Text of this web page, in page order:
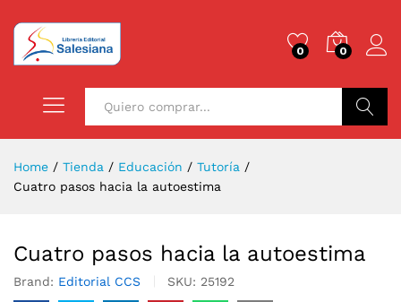
0 0
Home / Tienda / Educación / Tutoría /
Cuatro pasos hacia la autoestima
Cuatro pasos hacia la autoestima
Brand: Editorial CCS SKU: 25192